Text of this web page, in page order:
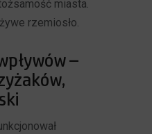
miasta.
rzemiosło.
–